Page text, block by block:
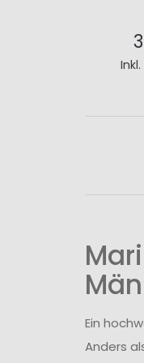
Ein
Anders